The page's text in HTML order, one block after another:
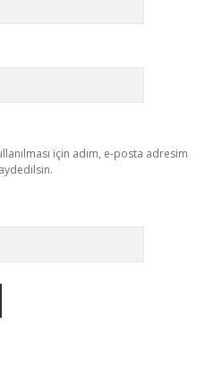
için adım, e-posta adresim